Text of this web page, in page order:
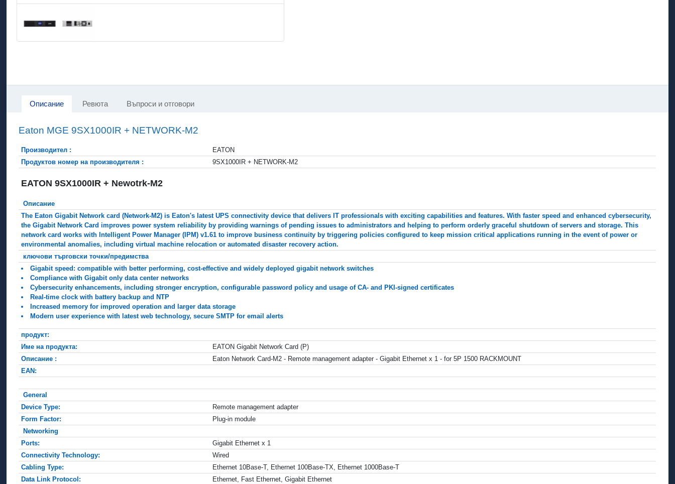
Описание Ревюта Въпроси и отговори
Eaton MGE 9SX1000IR + NETWORK-M2
Производител :
EATON
Продуктов номер на производителя :
9SX1000IR + NETWORK-M2
EATON 9SX1000IR + Newotrk-M2
Описание
The Eaton Gigabit Network card (Network-M2) is Eaton's latest UPS connectivity device that delivers IT professionals with exciting capabilities and features. With faster speed and enhanced cybersecurity,
the Gigabit Network Card improves power system reliability by providing warnings of pending issues to administrators and helping to perform orderly graceful shutdown of servers and storage. This
network card works with Intelligent Power Manager (IPM) v1.61 to improve business continuity by triggering policies configured to keep mission critical applications running in the event of power or
environmental anomalies, including virtual machine relocation or automated disaster recovery action.
ключови търговски точки/предимства
Gigabit speed: compatible with better performing, cost-effective and widely deployed gigabit network switches
Compliance with Gigabit only data center networks
Cybersecurity enhancements, including stronger encryption, configurable password policy and usage of CA- and PKI-signed certificates
Real-time clock with battery backup and NTP
Increased memory for improved operation and larger data storage
Modern user experience with latest web technology, secure SMTP for email alerts
продукт:
Име на продукта:
EATON Gigabit Network Card (P)
Описание :
Eaton Network Card-M2 - Remote management adapter - Gigabit Ethernet x 1 - for 5P 1500 RACKMOUNT
EAN:
General
Device Type:
Remote management adapter
Form Factor:
Plug-in module
Networking
Ports:
Gigabit Ethernet x 1
Connectivity Technology:
Wired
Cabling Type:
Ethernet 10Base-T, Ethernet 100Base-TX, Ethernet 1000Base-T
Data Link Protocol:
Ethernet, Fast Ethernet, Gigabit Ethernet